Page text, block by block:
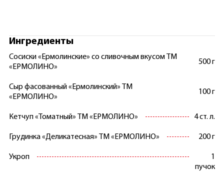
Ингредиенты
Сосиски «Ермолинские» со сливочным вкусом ТМ
«ЕРМОЛИНО»
500 г
Сыр фасованный «Ермолинский» ТМ
«ЕРМОЛИНО»
100 г
Кетчуп «Томатный» ТМ «ЕРМОЛИНО» 4 ст. л.
Грудинка «Деликатесная» ТМ «ЕРМОЛИНО» 200 г
Укроп
1
пучок